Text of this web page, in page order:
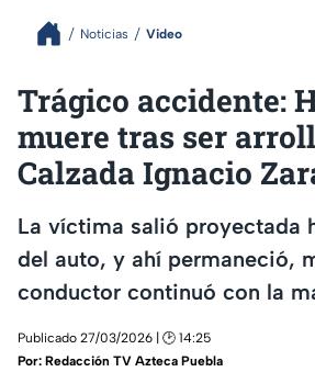
Noticias Video
Trágico accidente:
muere tras ser
Calzada Ignacio
La víctima salió proyectada
del auto, y ahí permaneció,
conductor continuó con la
Publicado 27/03/2026 | 🕑 14:25
Por: Redacción TV Azteca Puebla